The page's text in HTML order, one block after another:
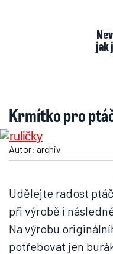
jak
Krmítko pro
Autor: archiv
Udělejte radost
při výrobě i
Na výrobu
potřebovat jen